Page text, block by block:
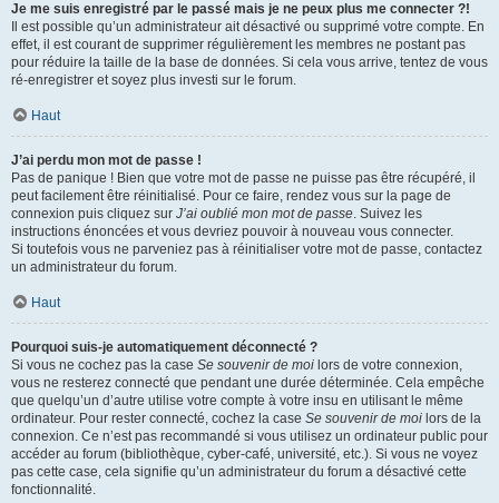
Je me suis enregistré par le passé mais je ne peux plus me connecter ?!
Il est possible qu’un administrateur ait désactivé ou supprimé votre compte. En
effet, il est courant de supprimer régulièrement les membres ne postant pas
pour réduire la taille de la base de données. Si cela vous arrive, tentez de vous
ré-enregistrer et soyez plus investi sur le forum.
Haut
J’ai perdu mon mot de passe !
Pas de panique ! Bien que votre mot de passe ne puisse pas être récupéré, il
peut facilement être réinitialisé. Pour ce faire, rendez vous sur la page de
connexion puis cliquez sur J’ai oublié mon mot de passe. Suivez les
instructions énoncées et vous devriez pouvoir à nouveau vous connecter.
Si toutefois vous ne parveniez pas à réinitialiser votre mot de passe, contactez
un administrateur du forum.
Haut
Pourquoi suis-je automatiquement déconnecté ?
Si vous ne cochez pas la case Se souvenir de moi lors de votre connexion,
vous ne resterez connecté que pendant une durée déterminée. Cela empêche
que quelqu’un d’autre utilise votre compte à votre insu en utilisant le même
ordinateur. Pour rester connecté, cochez la case Se souvenir de moi lors de la
connexion. Ce n’est pas recommandé si vous utilisez un ordinateur public pour
accéder au forum (bibliothèque, cyber-café, université, etc.). Si vous ne voyez
pas cette case, cela signifie qu’un administrateur du forum a désactivé cette
fonctionnalité.